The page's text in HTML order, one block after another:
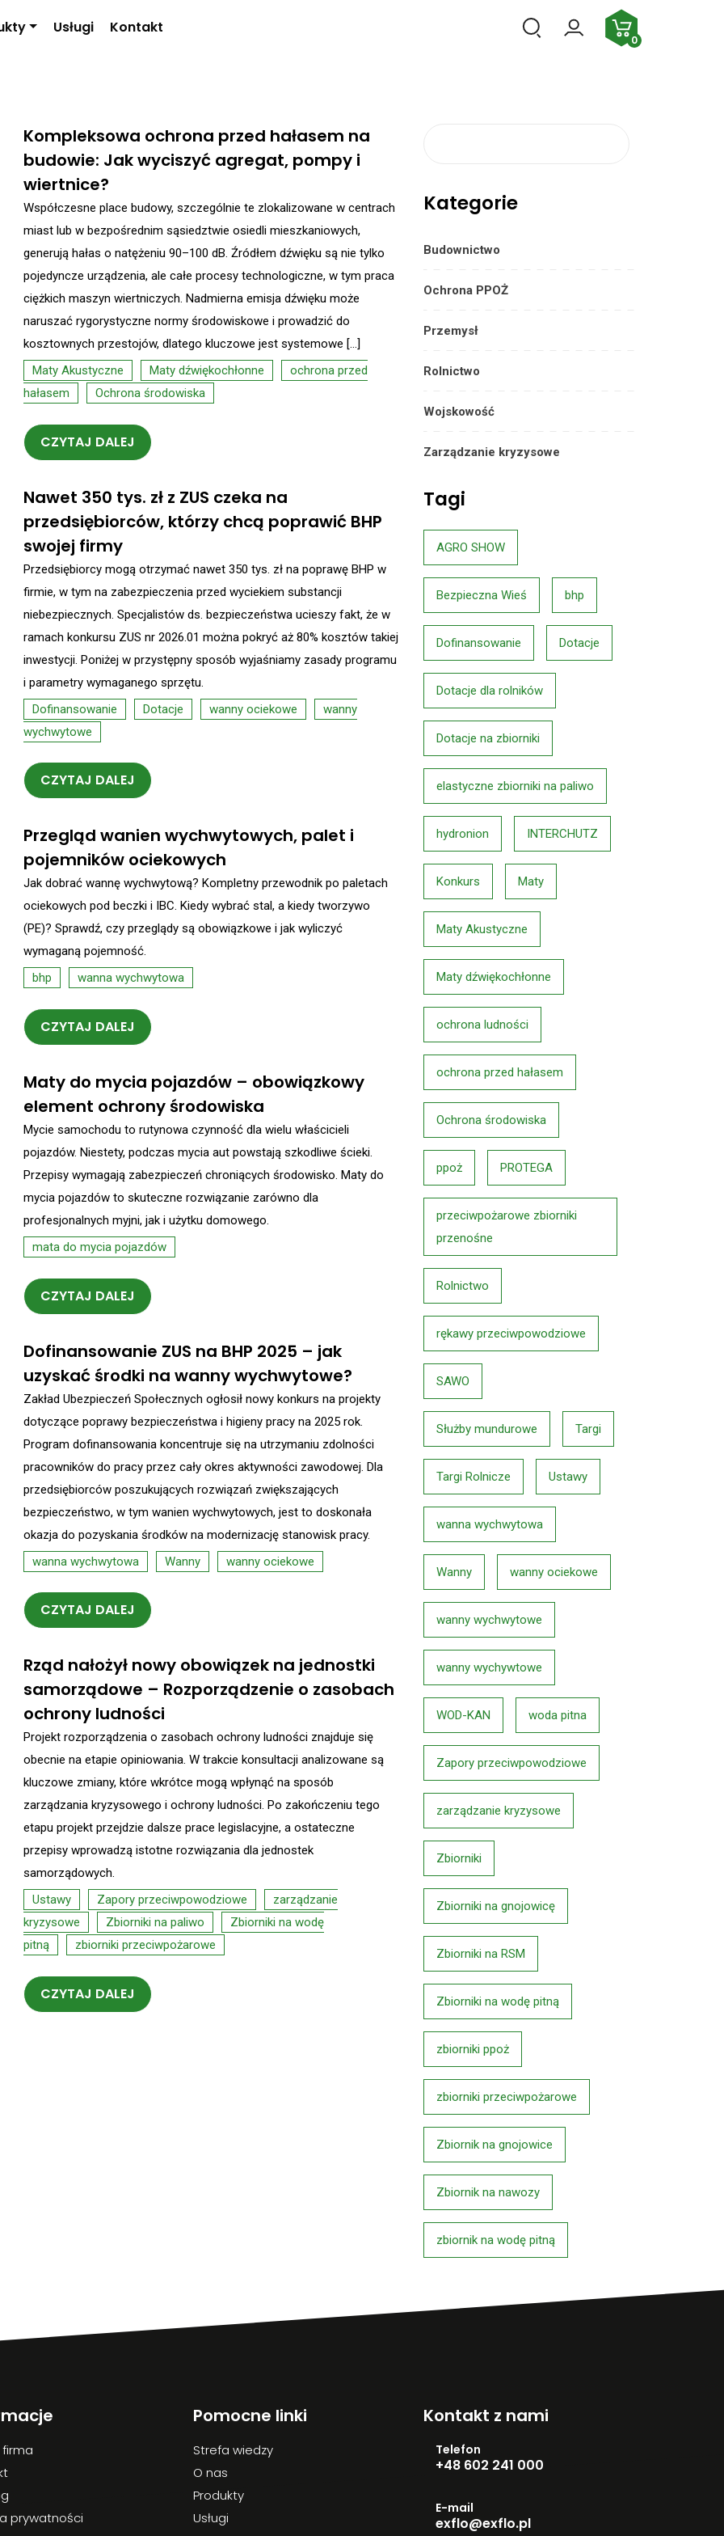
Usługi Kontakt
0
Kompleksowa ochrona przed hałasem na
budowie: Jak wyciszyć agregat, pompy i
wiertnice?
Współczesne place budowy, szczególnie te zlokalizowane w centrach
miast lub w bezpośrednim sąsiedztwie osiedli mieszkaniowych,
generują hałas o natężeniu 90–100 dB. Źródłem dźwięku są nie tylko
pojedyncze urządzenia, ale całe procesy technologiczne, w tym praca
ciężkich maszyn wiertniczych. Nadmierna emisja dźwięku może
naruszać rygorystyczne normy środowiskowe i prowadzić do
kosztownych przestojów, dlatego kluczowe jest systemowe […]
Maty Akustyczne
Maty dźwiękochłonne
ochrona przed
hałasem
Ochrona środowiska
CZYTAJ DALEJ
Nawet 350 tys. zł z ZUS czeka na
przedsiębiorców, którzy chcą poprawić BHP
swojej firmy
Przedsiębiorcy mogą otrzymać nawet 350 tys. zł na poprawę BHP w
firmie, w tym na zabezpieczenia przed wyciekiem substancji
niebezpiecznych. Specjalistów ds. bezpieczeństwa ucieszy fakt, że w
ramach konkursu ZUS nr 2026.01 można pokryć aż 80% kosztów takiej
inwestycji. Poniżej w przystępny sposób wyjaśniamy zasady programu
i parametry wymaganego sprzętu.
Dofinansowanie
Dotacje wanny ociekowe
wanny
wychwytowe
CZYTAJ DALEJ
Przegląd wanien wychwytowych, palet i
pojemników ociekowych
Jak dobrać wannę wychwytową? Kompletny przewodnik po paletach
ociekowych pod beczki i IBC. Kiedy wybrać stal, a kiedy tworzywo
(PE)? Sprawdź, czy przeglądy są obowiązkowe i jak wyliczyć
wymaganą pojemność.
bhp
wanna wychwytowa
CZYTAJ DALEJ
Maty do mycia pojazdów – obowiązkowy
element ochrony środowiska
Mycie samochodu to rutynowa czynność dla wielu właścicieli
pojazdów. Niestety, podczas mycia aut powstają szkodliwe ścieki.
Przepisy wymagają zabezpieczeń chroniących środowisko. Maty do
mycia pojazdów to skuteczne rozwiązanie zarówno dla
profesjonalnych myjni, jak i użytku domowego.
mata do mycia pojazdów
CZYTAJ DALEJ
Dofinansowanie ZUS na BHP 2025 – jak
uzyskać środki na wanny wychwytowe?
Zakład Ubezpieczeń Społecznych ogłosił nowy konkurs na projekty
dotyczące poprawy bezpieczeństwa i higieny pracy na 2025 rok.
Program dofinansowania koncentruje się na utrzymaniu zdolności
pracowników do pracy przez cały okres aktywności zawodowej. Dla
przedsiębiorców poszukujących rozwiązań zwiększających
bezpieczeństwo, w tym wanien wychwytowych, jest to doskonała
okazja do pozyskania środków na modernizację stanowisk pracy.
wanna wychwytowa
Wanny wanny ociekowe
CZYTAJ DALEJ
Rząd nałożył nowy obowiązek na jednostki
samorządowe – Rozporządzenie o zasobach
ochrony ludności
Projekt rozporządzenia o zasobach ochrony ludności znajduje się
obecnie na etapie opiniowania. W trakcie konsultacji analizowane są
kluczowe zmiany, które wkrótce mogą wpłynąć na sposób
zarządzania kryzysowego i ochrony ludności. Po zakończeniu tego
etapu projekt przejdzie dalsze prace legislacyjne, a ostateczne
przepisy wprowadzą istotne rozwiązania dla jednostek
samorządowych.
Ustawy
Zapory przeciwpowodziowe
zarządzanie
kryzysowe
Zbiorniki na paliwo
Zbiorniki na wodę
pitną
zbiorniki przeciwpożarowe
CZYTAJ DALEJ
Kategorie
Budownictwo
Ochrona PPOŻ
Przemysł
Rolnictwo
Wojskowość
Zarządzanie kryzysowe
Tagi
AGRO SHOW
Bezpieczna Wieś bhp
Dofinansowanie Dotacje
Dotacje dla rolników
Dotacje na zbiorniki
elastyczne zbiorniki na paliwo
hydronion INTERCHUTZ
Konkurs Maty
Maty Akustyczne
Maty dźwiękochłonne
ochrona ludności
ochrona przed hałasem
Ochrona środowiska
ppoż PROTEGA
przeciwpożarowe zbiorniki
przenośne
Rolnictwo
rękawy przeciwpowodziowe
SAWO
Służby mundurowe Targi
Targi Rolnicze Ustawy
wanna wychwytowa
Wanny wanny ociekowe
wanny wychwytowe
wanny wychywtowe
WOD-KAN woda pitna
Zapory przeciwpowodziowe
zarządzanie kryzysowe
Zbiorniki
Zbiorniki na gnojowicę
Zbiorniki na RSM
Zbiorniki na wodę pitną
zbiorniki ppoż
zbiorniki przeciwpożarowe
Zbiornik na gnojowice
Zbiornik na nawozy
zbiornik na wodę pitną
firma
prywatności
Pomocne linki
Strefa wiedzy
O nas
Produkty
Usługi
Kontakt z nami
Telefon
+48 602 241 000
E-mail
exflo@exflo.pl